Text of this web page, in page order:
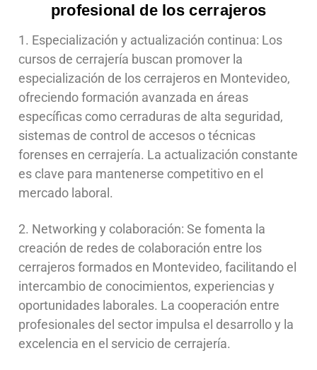
profesional de los cerrajeros
1. Especialización y actualización continua: Los
cursos de cerrajería buscan promover la
especialización de los cerrajeros en Montevideo,
ofreciendo formación avanzada en áreas
específicas como cerraduras de alta seguridad,
sistemas de control de accesos o técnicas
forenses en cerrajería. La actualización constante
es clave para mantenerse competitivo en el
mercado laboral.
2. Networking y colaboración: Se fomenta la
creación de redes de colaboración entre los
cerrajeros formados en Montevideo, facilitando el
intercambio de conocimientos, experiencias y
oportunidades laborales. La cooperación entre
profesionales del sector impulsa el desarrollo y la
excelencia en el servicio de cerrajería.